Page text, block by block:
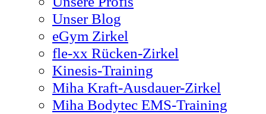
Unser Blog
eGym Zirkel
fle-xx Rücken-Zirkel
Kinesis-Training
Miha Kraft-Ausdauer-Zirkel
Miha Bodytec EMS-Training